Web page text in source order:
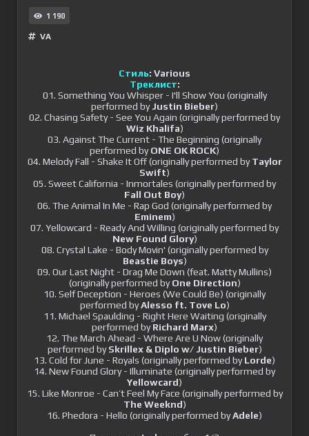
1 190
VA
Стиль: Various
Треклист:
01. Something You Whisper - I'll Show You (originally
performed byJustin Bieber)
02. Chasing Safety - See You Again (originally performed by
Wiz Khalifa)
03. Against The Current - The Beginning (originally
performed byONE OK ROCK)
04. Melody Fall - Shake It Off (originally performed byTaylor
Swift)
05. Sweet California - Inmortales (originally performed by
Fall Out Boy)
06. The Animal In Me - Rap God (originally performed by
Eminem)
07. Yellowcard - Ready And Willing (originally performed by
New Found Glory)
08. Crystal Lake - Body Movin' (originally performed by
Beastie Boys)
09. Our Last Night - Drag Me Down (feat. Matty Mullins)
(originally performed byOne Direction)
10. Self Deception - Heroes (We Could Be) (originally
performed byAlesso ft. Tove Lo)
11. Michael Spaulding - Right Here Waiting (originally
performed byRichard Marx)
12. The March Ahead - Where Are U Now (originally
performed bySkrillex & Diplo w/ Justin Bieber)
13. Cold for June - Royals (originally performed byLorde)
14. New Found Glory - Illuminate (originally performed by
Yellowcard)
15. Like Monroe - Can’t Feel My Face (originally performed by
The Weeknd)
16. Phedora - Hello (originally performed byAdele)